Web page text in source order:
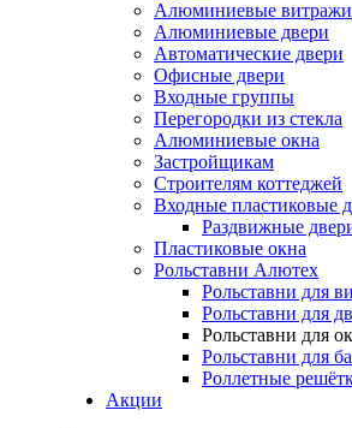
Алюминиевые витражи
Алюминиевые двери
Автоматические двери
Офисные двери
Входные группы
Перегородки из стекла
Алюминиевые окна
Застройщикам
Строителям коттеджей
Входные пластиковые
Раздвижные
Пластиковые окна
Рольставни Алютех
Рольставни для
Рольставни для
Рольставни для
Рольставни для
Роллетные
Акции